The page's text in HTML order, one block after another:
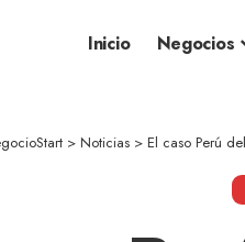
Inicio Negocios
> Noticias> El caso Perú